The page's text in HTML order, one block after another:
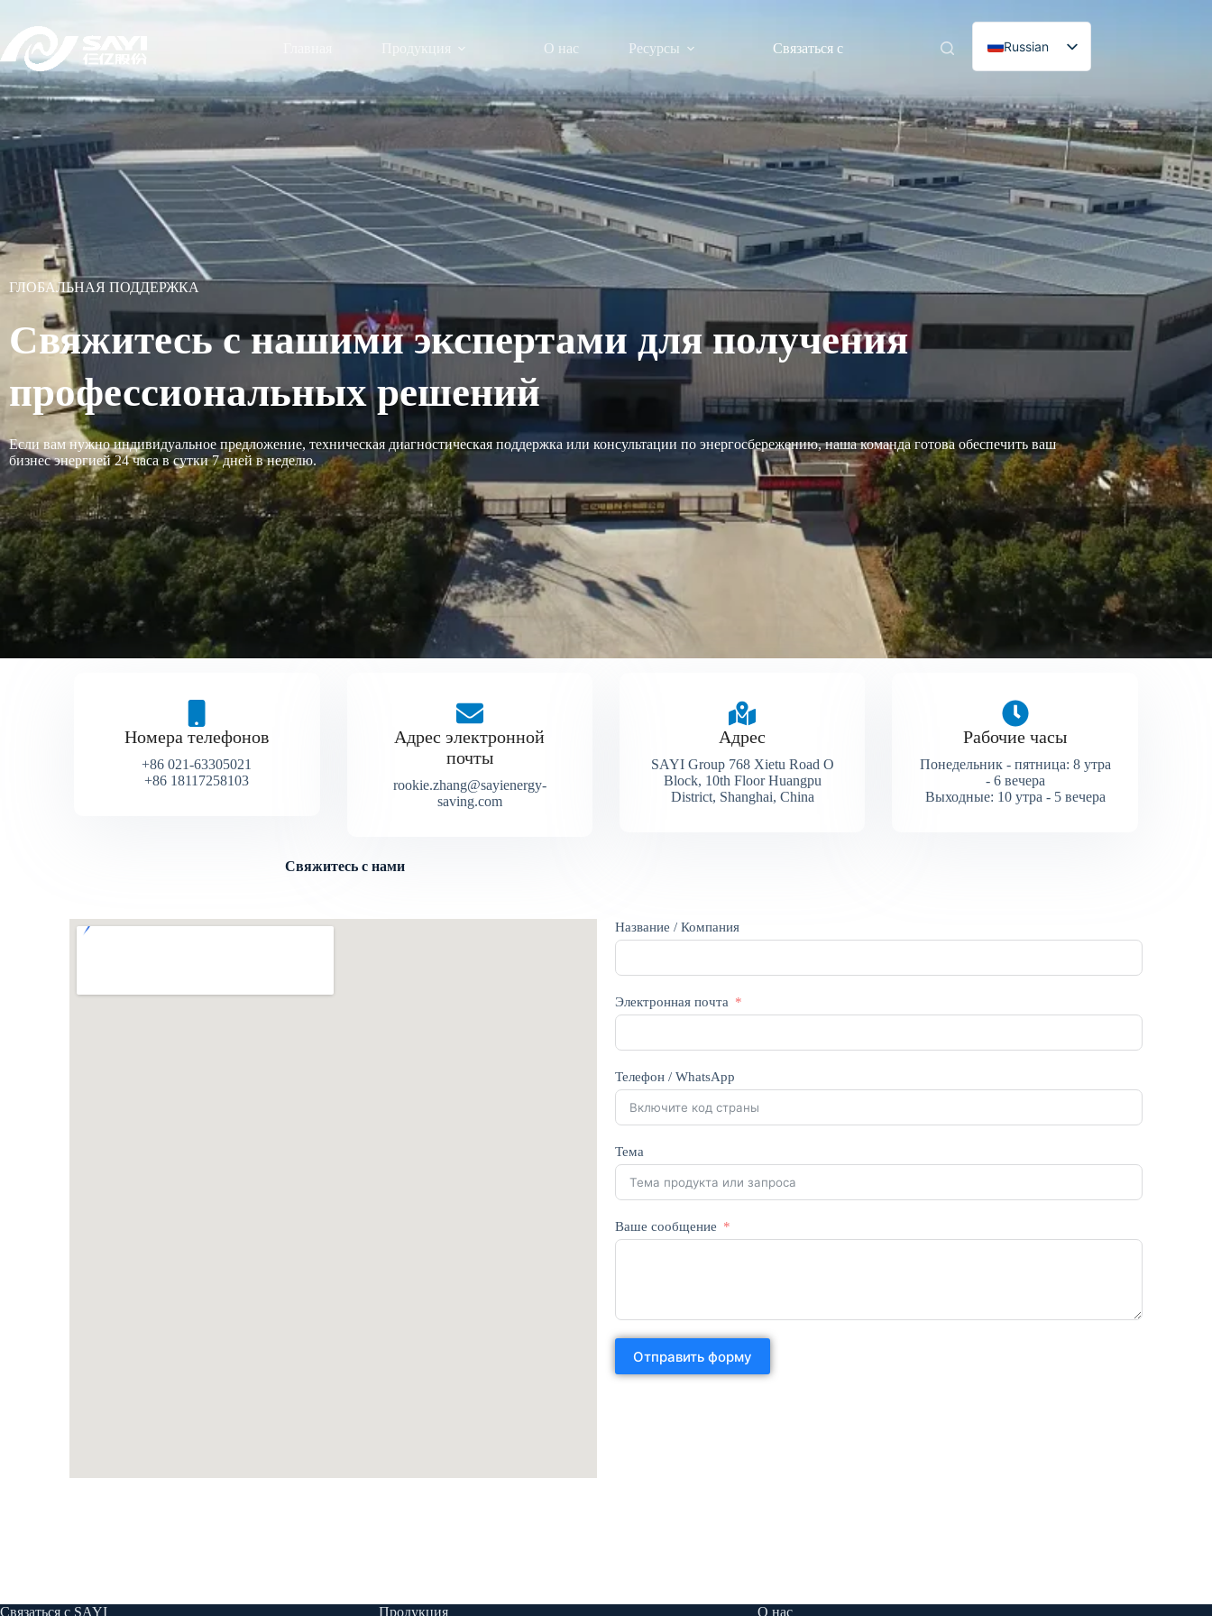
Продукция О нас Ресурсы Связаться с
Russian
English
Spanish
Portuguese
French
German
Italian
Korean
ГЛОБАЛЬНАЯ ПОДДЕРЖКА
Свяжитесь с нашими экспертами для получения
профессиональных решений
Если вам нужно индивидуальное предложение, техническая диагностическая поддержка или консультации по энергосбережению, наша команда готова обеспечить ваш
бизнес энергией 24 часа в сутки 7 дней в неделю.
Номера телефонов
+86 021-63305021
+86 18117258103
Адрес электронной
почты
rookie.zhang@sayienergy-
saving.com
Адрес
SAYI Group 768 Xietu Road O
Block, 10th Floor Huangpu
District, Shanghai, China
Рабочие часы
Понедельник - пятница: 8 утра
- 6 вечера
Выходные: 10 утра - 5 вечера
Свяжитесь с нами
Название / Компания
Электронная почта
Телефон / WhatsApp
Тема
Ваше сообщение
Отправить форму
Связаться с SAYI Продукция О нас